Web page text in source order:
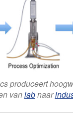
produceert
vanlabnaar